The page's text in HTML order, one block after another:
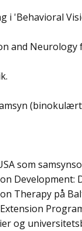
i 'Behavioral
and Neurology
som
Development:
Therapy på
og